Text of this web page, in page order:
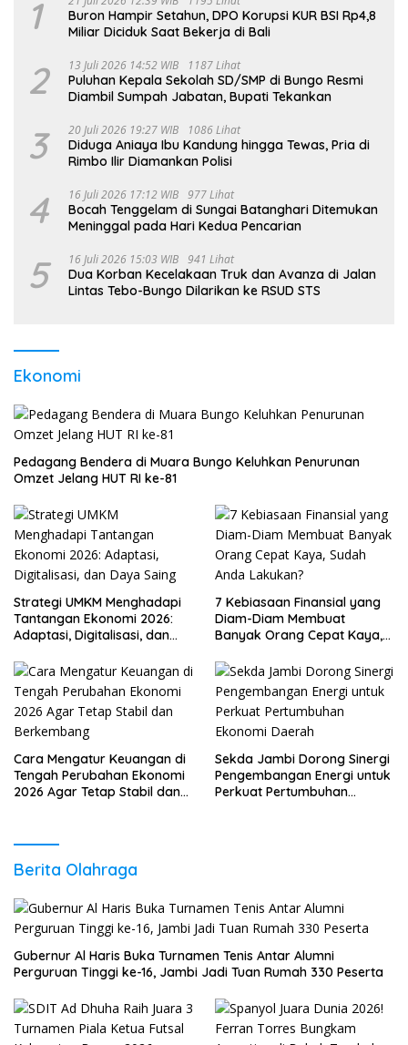
1
Buron Hampir Setahun, DPO Korupsi KUR BSI Rp4,8
Miliar Diciduk Saat Bekerja di Bali
2 13 Juli 2026 14:52 WIB 1187 Lihat
Puluhan Kepala Sekolah SD/SMP di Bungo Resmi
Diambil Sumpah Jabatan, Bupati Tekankan
3 20 Juli 2026 19:27 WIB 1086 Lihat
Diduga Aniaya Ibu Kandung hingga Tewas, Pria di
Rimbo Ilir Diamankan Polisi
4 16 Juli 2026 17:12 WIB 977 Lihat
Bocah Tenggelam di Sungai Batanghari Ditemukan
Meninggal pada Hari Kedua Pencarian
5 16 Juli 2026 15:03 WIB 941 Lihat
Dua Korban Kecelakaan Truk dan Avanza di Jalan
Lintas Tebo-Bungo Dilarikan ke RSUD STS
Ekonomi
Pedagang Bendera di Muara Bungo Keluhkan Penurunan
Omzet Jelang HUT RI ke-81
Strategi UMKM Menghadapi
Tantangan Ekonomi 2026:
Adaptasi, Digitalisasi, dan
7 Kebiasaan Finansial yang
Diam-Diam Membuat
Banyak Orang Cepat Kaya,
Cara Mengatur Keuangan di
Tengah Perubahan Ekonomi
2026 Agar Tetap Stabil dan
Sekda Jambi Dorong Sinergi
Pengembangan Energi untuk
Perkuat Pertumbuhan
Berita Olahraga
Gubernur Al Haris Buka Turnamen Tenis Antar Alumni
Perguruan Tinggi ke-16, Jambi Jadi Tuan Rumah 330 Peserta